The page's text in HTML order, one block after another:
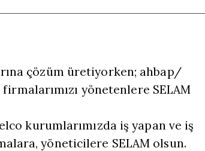
çözüm üretiyorken; ahbap/
yönetenlere SELAM
kurumlarımızda iş yapan ve iş
yöneticilere SELAM olsun.